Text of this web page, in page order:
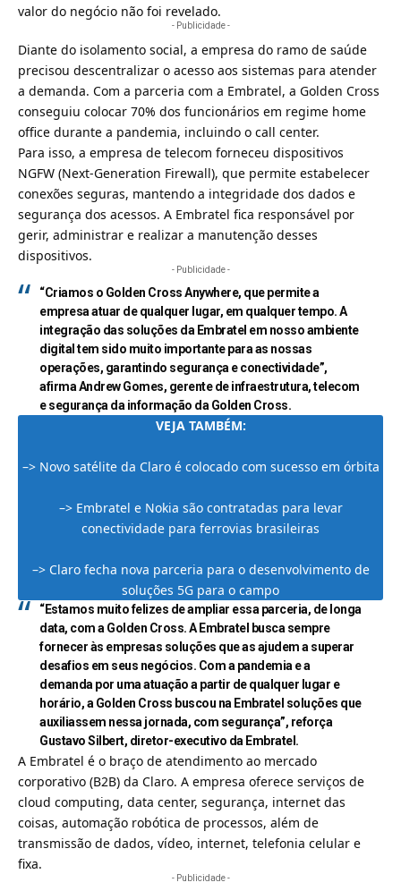
valor do negócio não foi revelado.
- Publicidade -
Diante do isolamento social, a empresa do ramo de saúde
precisou descentralizar o acesso aos sistemas para atender
a demanda. Com a parceria com a Embratel, a Golden Cross
conseguiu colocar 70% dos funcionários em regime home
office durante a pandemia, incluindo o call center.
Para isso, a empresa de telecom forneceu dispositivos
NGFW (Next-Generation Firewall), que permite estabelecer
conexões seguras, mantendo a integridade dos dados e
segurança dos acessos. A Embratel fica responsável por
gerir, administrar e realizar a manutenção desses
dispositivos.
- Publicidade -
“Criamos o Golden Cross Anywhere, que permite a
empresa atuar de qualquer lugar, em qualquer tempo. A
integração das soluções da Embratel em nosso ambiente
digital tem sido muito importante para as nossas
operações, garantindo segurança e conectividade”,
afirma Andrew Gomes, gerente de infraestrutura, telecom
e segurança da informação da Golden Cross.
VEJA TAMBÉM:
–> Novo satélite da Claro é colocado com sucesso em órbita
–> Embratel e Nokia são contratadas para levar
conectividade para ferrovias brasileiras
–> Claro fecha nova parceria para o desenvolvimento de
soluções 5G para o campo
“Estamos muito felizes de ampliar essa parceria, de longa
data, com a Golden Cross. A Embratel busca sempre
fornecer às empresas soluções que as ajudem a superar
desafios em seus negócios. Com a pandemia e a
demanda por uma atuação a partir de qualquer lugar e
horário, a Golden Cross buscou na Embratel soluções que
auxiliassem nessa jornada, com segurança”, reforça
Gustavo Silbert, diretor-executivo da Embratel.
A Embratel é o braço de atendimento ao mercado
corporativo (B2B) da Claro. A empresa oferece serviços de
cloud computing, data center, segurança, internet das
coisas, automação robótica de processos, além de
transmissão de dados, vídeo, internet, telefonia celular e
fixa.
- Publicidade -